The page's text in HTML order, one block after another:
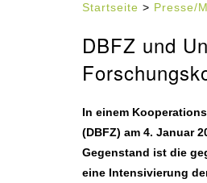
Startseite > Presse/
DBFZ und
In einem
(DBFZ) am 4. Januar
Gegenstand ist die
eine Intensivierung